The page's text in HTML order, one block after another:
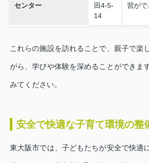
センター
田4-5-
14
習が
これらの施設を訪れることで、親子で楽
がら、学びや体験を深めることができま
みてください。
安全で快適な子育て環境の整
東大阪市では、子どもたちが安全で快適